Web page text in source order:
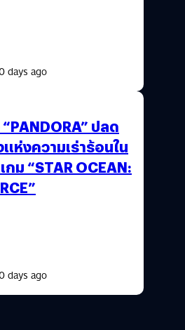
days ago
ปลด
ห่งความเร่าร้อนใน
ม “STAR OCEAN:
days ago